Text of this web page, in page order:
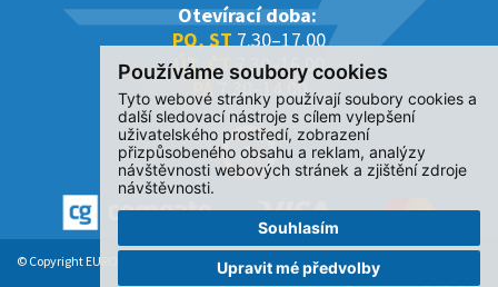
Používáme soubory cookies
Tyto webové stránky používají soubory cookies a
další sledovací nástroje s cílem vylepšení
uživatelského prostředí, zobrazení
přizpůsobeného obsahu a reklam, analýzy
návštěvnosti webových stránek a zjištění zdroje
návštěvnosti.
Souhlasím
Upravit mé předvolby
Otevírací doba:
PO, ST7.30–17.00
ÚT, ČT7.30–16.00
PÁ 7.30–14.00
© Copyright EUROBYT CB s.r.o. 2017-2026. All Rights Reserved.